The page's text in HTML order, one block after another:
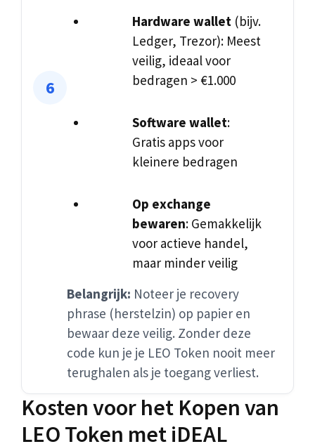
Hardware wallet(bijv.
Ledger, Trezor): Meest
veilig, ideaal voor
bedragen > €1.000
Software wallet:
Gratis apps voor
kleinere bedragen
Op exchange
bewaren: Gemakkelijk
voor actieve handel,
maar minder veilig
Belangrijk: Noteer je recovery
phrase (herstelzin) op papier en
bewaar deze veilig. Zonder deze
code kun je je LEO Token nooit meer
terughalen als je toegang verliest.
Kosten voor het Kopen van
LEO Token met iDEAL